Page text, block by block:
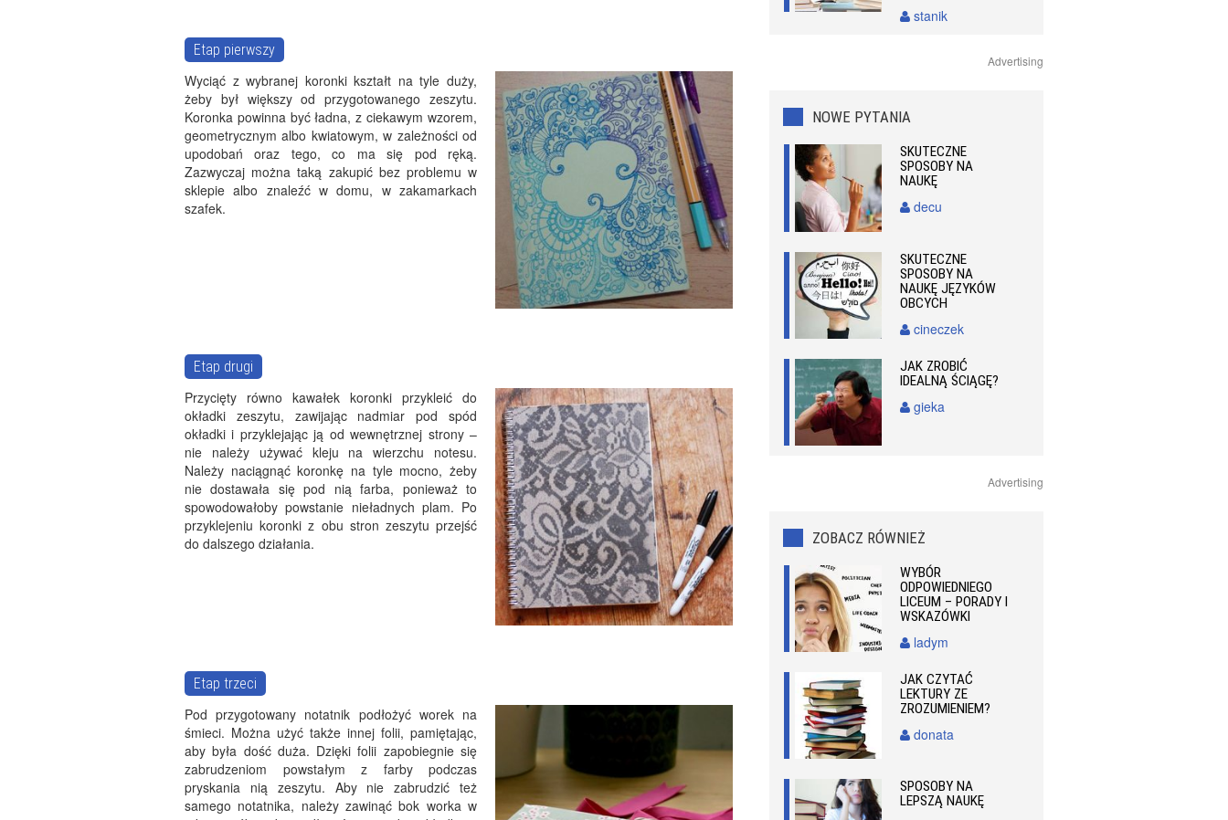
Etap pierwszy
Wyciąć z wybranej koronki kształt na tyle duży,
żeby był większy od przygotowanego zeszytu.
Koronka powinna być ładna, z ciekawym wzorem,
geometrycznym albo kwiatowym, w zależności od
upodobań oraz tego, co ma się pod ręką.
Zazwyczaj można taką zakupić bez problemu w
sklepie albo znaleźć w domu, w zakamarkach
szafek.
Etap drugi
Przycięty równo kawałek koronki przykleić do
okładki zeszytu, zawijając nadmiar pod spód
okładki i przyklejając ją od wewnętrznej strony –
nie należy używać kleju na wierzchu notesu.
Należy naciągnąć koronkę na tyle mocno, żeby
nie dostawała się pod nią farba, ponieważ to
spowodowałoby powstanie nieładnych plam. Po
przyklejeniu koronki z obu stron zeszytu przejść
do dalszego działania.
Etap trzeci
Pod przygotowany notatnik podłożyć worek na
śmieci. Można użyć także innej folii, pamiętając,
aby była dość duża. Dzięki folii zapobiegnie się
zabrudzeniom powstałym z farby podczas
pryskania nią zeszytu. Aby nie zabrudzić też
samego notatnika, należy zawinąć bok worka w
stanik
Advertising
NOWE PYTANIA
SKUTECZNE
SPOSOBY NA
NAUKĘ
decu
SKUTECZNE
SPOSOBY NA
NAUKĘ JĘZYKÓW
OBCYCH
cineczek
JAK ZROBIĆ
IDEALNĄ ŚCIĄGĘ?
gieka
Advertising
ZOBACZ RÓWNIEŻ
WYBÓR
ODPOWIEDNIEGO
LICEUM – PORADY I
WSKAZÓWKI
ladym
JAK CZYTAĆ
LEKTURY ZE
ZROZUMIENIEM?
donata
SPOSOBY NA
LEPSZĄ NAUKĘ